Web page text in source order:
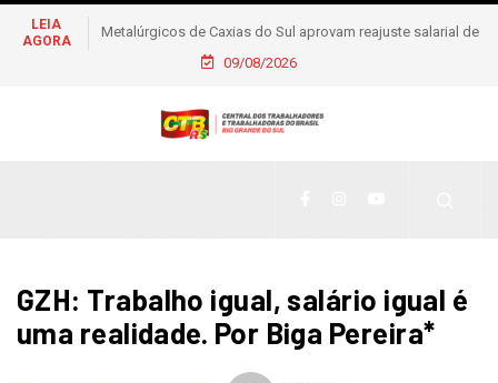
LEIA
AGORA
Metalúrgicos de Caxias do Sul aprovam reajuste salarial de
6% e piso de R$ 2,5 mil
09/08/2026
GZH: Trabalho igual, salário igual é
uma realidade. Por Biga Pereira*